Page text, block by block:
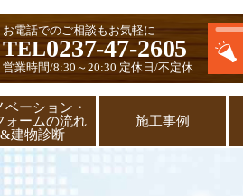
お電話でのご相談もお気軽に
TEL0237-47-2605
営業時間/8:30～20:30 定休日/不定休
ベーション・
ォームの流れ
&建物診断
施工事例